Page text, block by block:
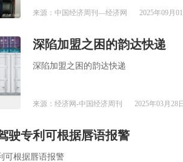
来源：中国经济周刊—经济网 2025年09月
深陷加盟之困的韵达快递
深陷加盟之困的韵达快递
来源：经济网-中国经济周刊 2025年03月28
驶专利可根据唇语报警
可根据唇语报警